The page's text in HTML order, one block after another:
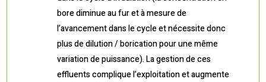
bore diminue au fur et à mesure de
l’avancement dans le cycle et nécessite donc
plus de dilution / borication pour une même
variation de puissance). La gestion de ces
effluents complique l’exploitation et augmente